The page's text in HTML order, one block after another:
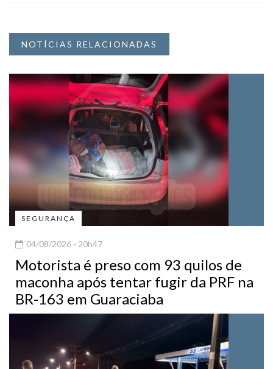
NOTÍCIAS RELACIONADAS
SEGURANÇA
04/08/2026 - 20h47
Motorista é preso com 93 quilos de
maconha após tentar fugir da PRF na
BR-163 em Guaraciaba